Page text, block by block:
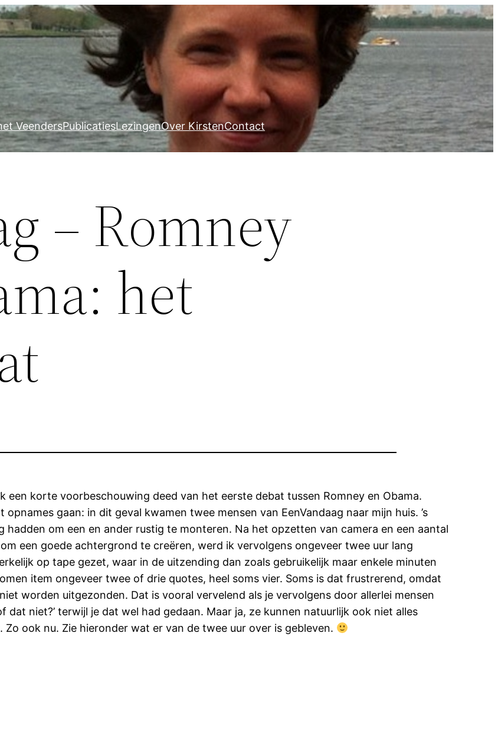
VeendersPublicatiesLezingenOver KirstenContact
– Romney
het
een korte voorbeschouwing deed van het eerste debat tussen Romney en Obama.
gaan: in dit geval kwamen twee mensen van EenVandaag naar mijn huis. ’s
om een en ander rustig te monteren. Na het opzetten van camera en een aantal
een goede achtergrond te creëren, werd ik vervolgens ongeveer twee uur lang
op tape gezet, waar in de uitzending dan zoals gebruikelijk maar enkele minuten
item ongeveer twee of drie quotes, heel soms vier. Soms is dat frustrerend, omdat
worden uitgezonden. Dat is vooral vervelend als je vervolgens door allerlei mensen
niet?’ terwijl je dat wel had gedaan. Maar ja, ze kunnen natuurlijk ook niet alles
ook nu. Zie hieronder wat er van de twee uur over is gebleven.